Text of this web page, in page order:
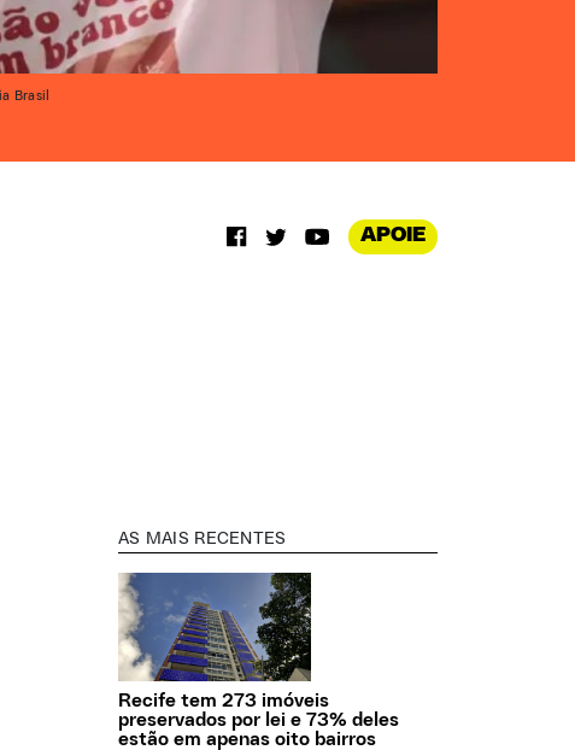
Brasil
APOIE
AS MAIS RECENTES
Recife tem 273 imóveis
preservados por lei e 73% deles
estão em apenas oito bairros